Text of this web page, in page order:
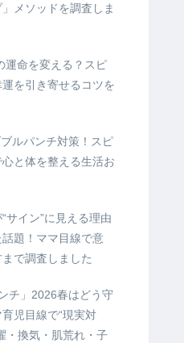
メソッドを調査しま
運命を変える？スピ
を引き寄せるコツを
ルパンチ対策！スピ
と体を整える生活お
サイン”に見える理由
題！ママ目線で意
で調査しました
チ」2026春はどう守
児目線で“現実対
・換気・肌荒れ・子